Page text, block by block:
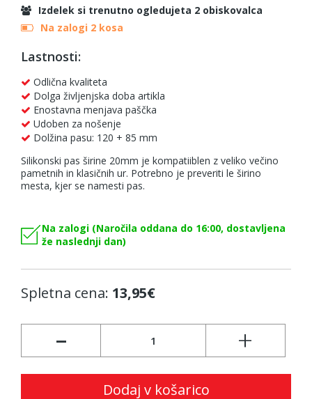
Izdelek si trenutno ogledujeta 2 obiskovalca
Na zalogi 2 kosa
Lastnosti:
Odlična kvaliteta
Dolga življenjska doba artikla
Enostavna menjava paščka
Udoben za nošenje
Dolžina pasu: 120 + 85 mm
Silikonski pas širine 20mm je kompatiiblen z veliko večino
pametnih in klasičnih ur. Potrebno je preveriti le širino
mesta, kjer se namesti pas.
Na zalogi (Naročila oddana do 16:00, dostavljena
že naslednji dan)
Spletna cena: 13,95€
- +
Dodaj v košarico